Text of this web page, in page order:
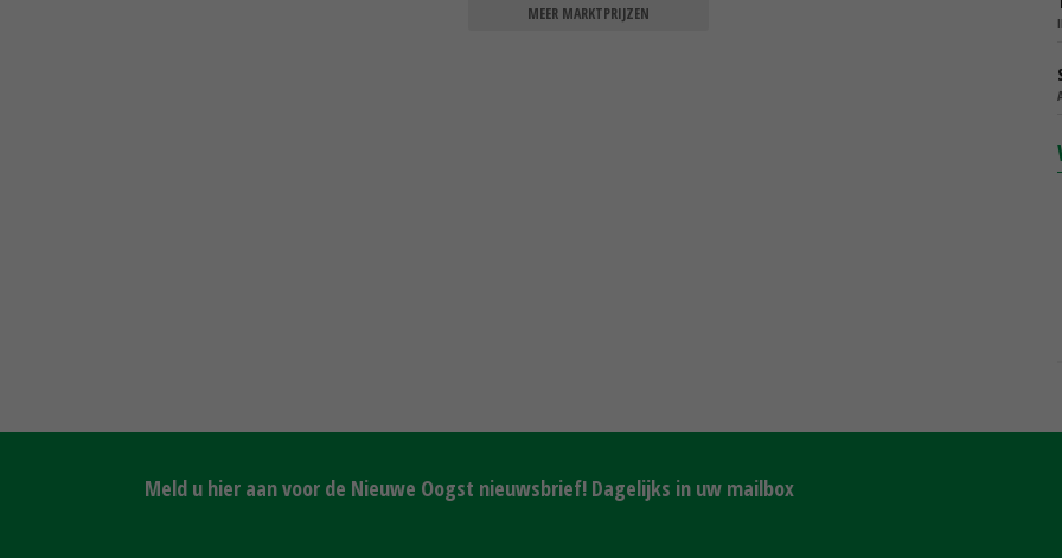
MEER MARKTPRIJZEN
Meld u hier aan voor de Nieuwe Oogst nieuwsbrief! Dagelijks in uw mailbox